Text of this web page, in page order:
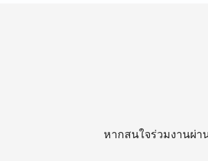
หากสนใจร่วมงานผ่า